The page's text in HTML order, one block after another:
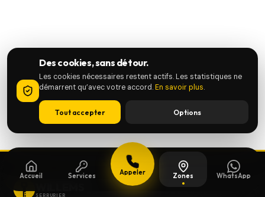
Accueil Services Appeler Zones WhatsApp
SERRURIER
Des cookies, sans détour.
Les cookies nécessaires restent actifs. Les statistiques ne
démarrent qu’avec votre accord.En savoir plus.
Tout accepter Options